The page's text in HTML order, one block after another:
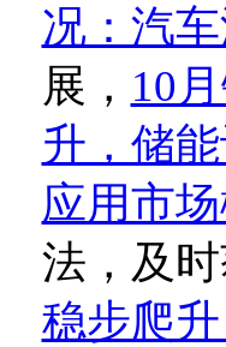
况：汽
展， 10
升，储
应用市
法，及
稳步爬